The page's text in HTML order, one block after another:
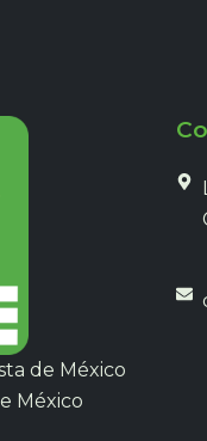
de México
México